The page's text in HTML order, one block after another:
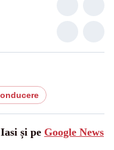
și pe Google News